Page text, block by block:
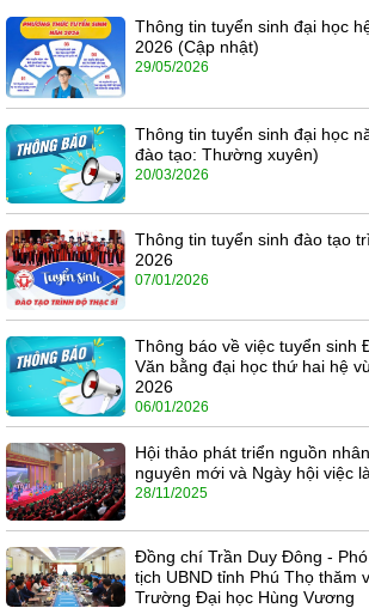
Thông tin tuyển sinh đại học
2026 (Cập nhật)
29/05/2026
Thông tin tuyển sinh đại học
đào tạo: Thường xuyên)
20/03/2026
Thông tin tuyển sinh đào tạo
2026
07/01/2026
Thông báo về việc tuyển sinh
Văn bằng đại học thứ hai hệ
2026
06/01/2026
Hội thảo phát triển nguồn
nguyên mới và Ngày hội việc
28/11/2025
Đồng chí Trần Duy Đông -
tịch UBND tỉnh Phú Thọ thăm
Trường Đại học Hùng Vương